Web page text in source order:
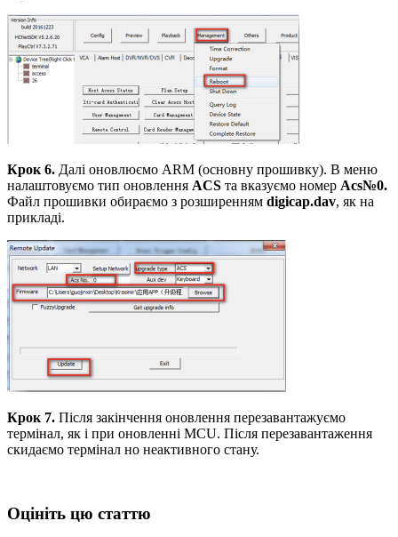
Крок 6. Далі оновлюємо ARM (основну прошивку). В меню
налаштовуємо тип оновлення ACS та вказуємо номер Acs№0.
Файл прошивки обираємо з розширенням digicap.dav, як на
прикладі.
Крок 7. Після закінчення оновлення перезавантажуємо
термінал, як і при оновленні MCU. Після перезавантаження
скидаємо термінал но неактивного стану.
Оцініть цю статтю